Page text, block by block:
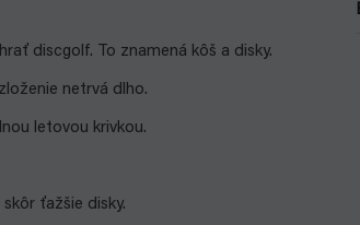
discgolf. To znamená kôš a disky.
netrvá dlho.
letovou krivkou.
ťažšie disky.